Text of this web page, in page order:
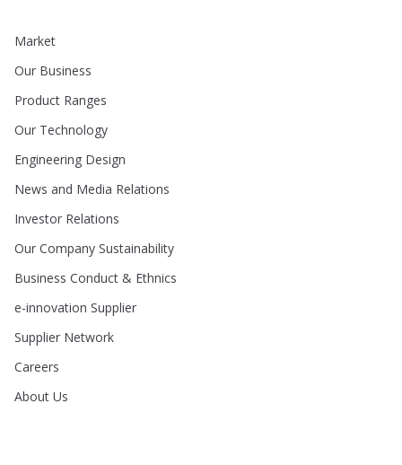
Market
Our Business
Product Ranges
Our Technology
Engineering Design
News and Media Relations
Investor Relations
Our Company Sustainability
Business Conduct & Ethnics
e-innovation Supplier
Supplier Network
Careers
About Us